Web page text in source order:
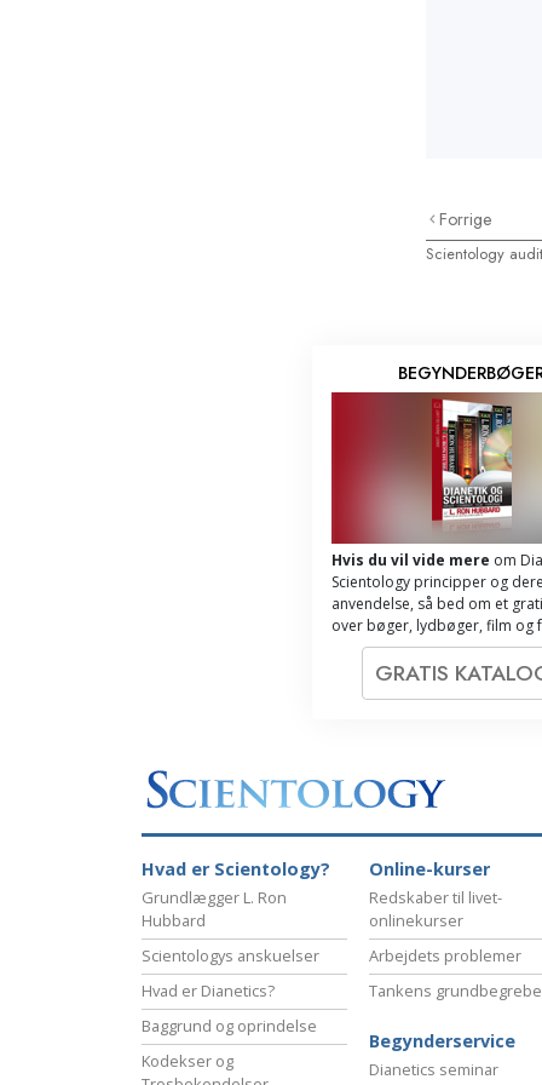
Forrige
Scientology
Hvis du vil vide mere om
Scientology principper og
anvendelse, så bed om et
over bøger, lydbøger, film og
GRATIS
Hvad er Scientology?
Grundlægger L. Ron
Hubbard
Scientologys anskuelser
Hvad er Dianetics?
Baggrund og oprindelse
Kodekser og
Online-kurser
Redskaber til livet-
onlinekurser
Arbejdets problemer
Tankens
Begynderservice
Dianetics seminar